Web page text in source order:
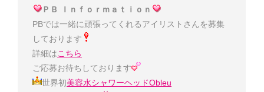
ＰＢ Ｉｎｆｏｒｍａｔｉｏｎ
PBでは一緒に頑張ってくれるアイリストさんを募集
しております
詳細はこちら
ご応募お待ちしております
世界初美容水シャワーヘッドObleu